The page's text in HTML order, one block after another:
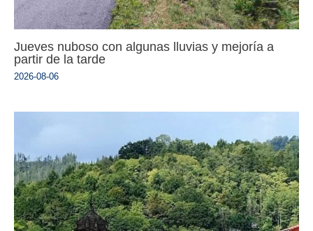
Jueves nuboso con algunas lluvias y mejoría a
partir de la tarde
2026-08-06